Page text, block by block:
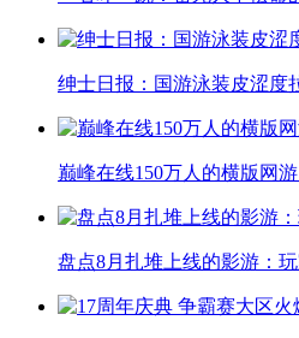
绅士日报：国游泳装皮涩度
巅峰在线150万人的横版网
盘点8月扎堆上线的影游：